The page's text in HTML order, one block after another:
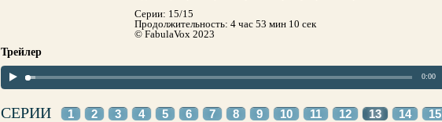
Серии: 15/15
Продолжительность: 4 час 53 мин 10 сек
© FabulaVox 2023
Трейлер
0:00
СЕРИИ 1 2 3 4 5 6 7 8 9 10 11 12 13 14 15